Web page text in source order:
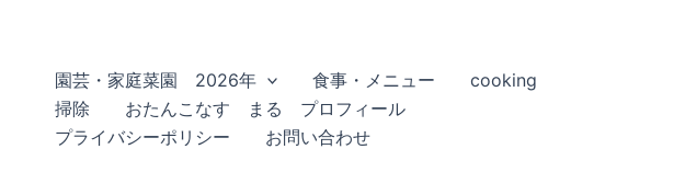
園芸・家庭菜園 2026年 食事・メニュー
cooking
掃除
おたんこなす まる プロフィール
プライバシーポリシー
お問い合わせ